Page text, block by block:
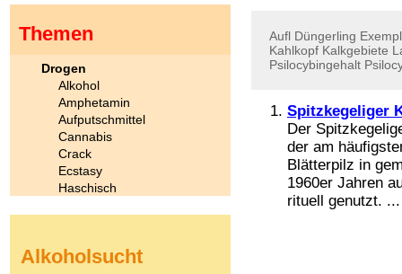
Aufl Düngerling
Kahlkopf Kalkgebiete
Psilocybingehalt
Spitzkegeliger
Der
der am
Blätterpilz in
1960er Jahren
rituell genutzt. ...
Themen
Drogen
Alkohol
Amphetamin
Aufputschmittel
Cannabis
Crack
Ecstasy
Haschisch
Kokain
Alkoholsucht